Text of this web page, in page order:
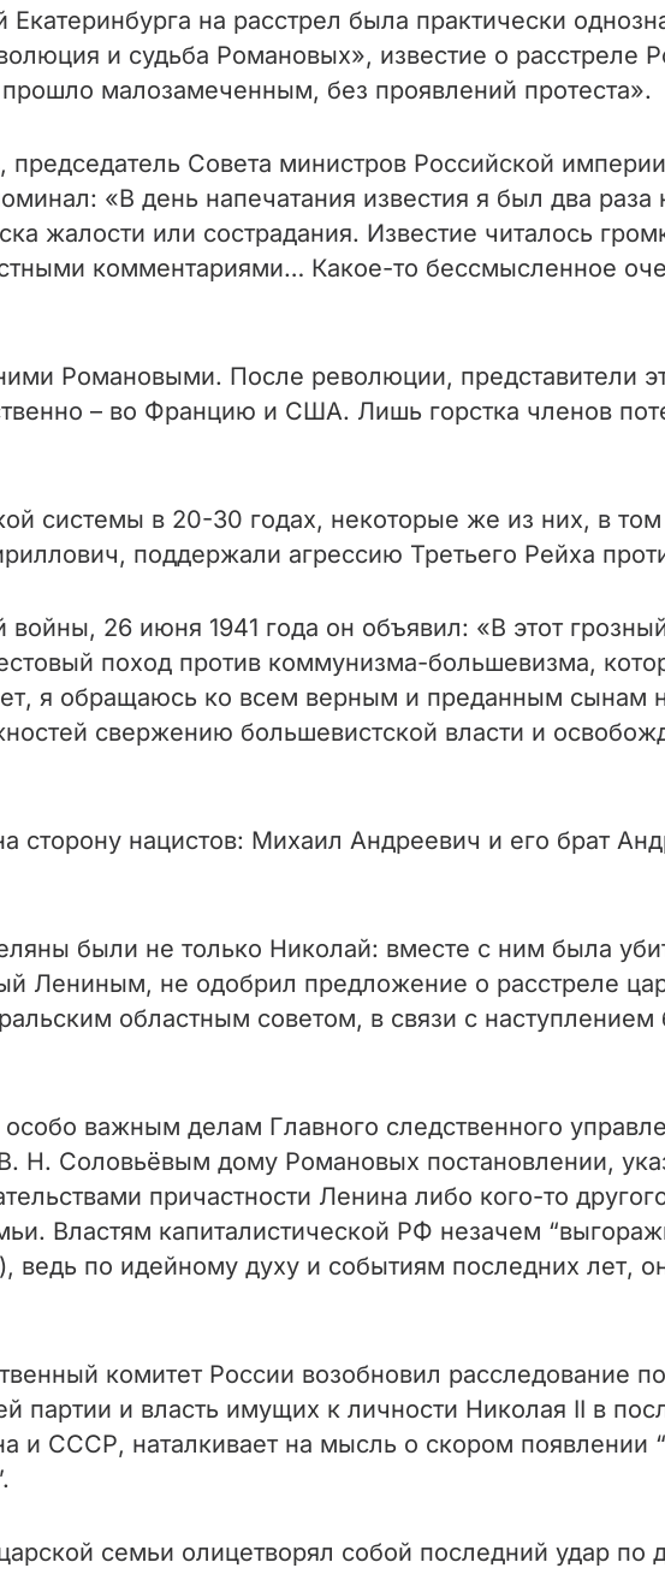
на расстрел была практически
и судьба Романовых», известие о расстреле
малозамеченным, без проявлений протеста».
Совета министров Российской
«В день напечатания известия я был два раза
жалости или сострадания. Известие читалось
комментариями… Какое-то бессмысленное
Романовыми. После революции, представители
– во Францию и США. Лишь горстка членов
системы в 20-30 годах, некоторые же из них, в
поддержали агрессию Третьего Рейха
26 июня 1941 года он объявил: «В этот
поход против коммунизма-большевизма,
я обращаюсь ко всем верным и преданным
свержению большевистской власти и
нацистов: Михаил Андреевич и его брат
были не только Николай: вместе с ним была
Лениным, не одобрил предложение о расстреле
областным советом, в связи с наступлением
важным делам Главного следственного
Н. Соловьёвым дому Романовых постановлении,
причастности Ленина либо кого-то
Властям капиталистической РФ незачем
ведь по идейному духу и событиям последних лет,
комитет России возобновил расследование
партии и власть имущих к личности Николая II в
и СССР, наталкивает на мысль о скором появлении
семьи олицетворял собой последний удар по